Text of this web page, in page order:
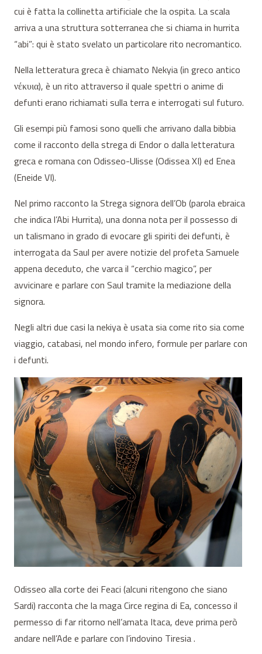
cui è fatta la collinetta artificiale che la ospita. La scala
arriva a una struttura sotterranea che si chiama in hurrita
“abi”: qui è stato svelato un particolare rito necromantico.
Nella letteratura greca è chiamato Nekyia (in greco antico
νέκυια), è un rito attraverso il quale spettri o anime di
defunti erano richiamati sulla terra e interrogati sul futuro.
Gli esempi più famosi sono quelli che arrivano dalla bibbia
come il racconto della strega di Endor o dalla letteratura
greca e romana con Odisseo-Ulisse (Odissea XI) ed Enea
(Eneide VI).
Nel primo racconto la Strega signora dell’Ob (parola ebraica
che indica l’Abi Hurrita), una donna nota per il possesso di
un talismano in grado di evocare gli spiriti dei defunti, è
interrogata da Saul per avere notizie del profeta Samuele
appena deceduto, che varca il “cerchio magico”, per
avvicinare e parlare con Saul tramite la mediazione della
signora.
Negli altri due casi la nekiya è usata sia come rito sia come
viaggio, catabasi, nel mondo infero, formule per parlare con
i defunti.
Odisseo alla corte dei Feaci (alcuni ritengono che siano
Sardi) racconta che la maga Circe regina di Ea, concesso il
permesso di far ritorno nell’amata Itaca, deve prima però
andare nell’Ade e parlare con l’indovino Tiresia .